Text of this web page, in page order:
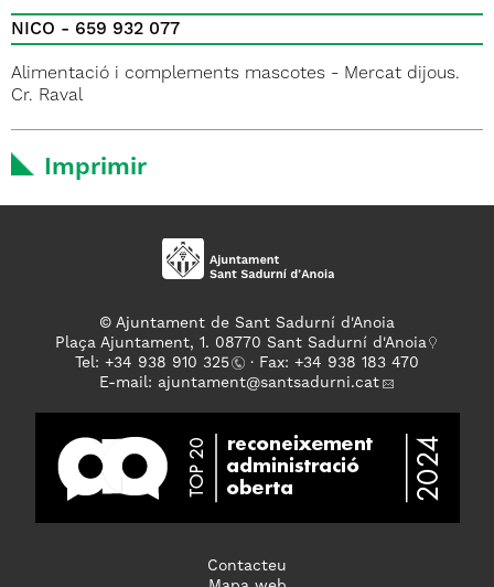
NICO - 659 932 077
Alimentació i complements mascotes - Mercat dijous.
Cr. Raval
Imprimir
© Ajuntament de Sant Sadurní d'Anoia
Plaça Ajuntament, 1. 08770 Sant Sadurní d'Anoia
Tel: +34 938 910 325
· Fax: +34 938 183 470
E-mail: ajuntament@santsadurni.cat
Contacteu